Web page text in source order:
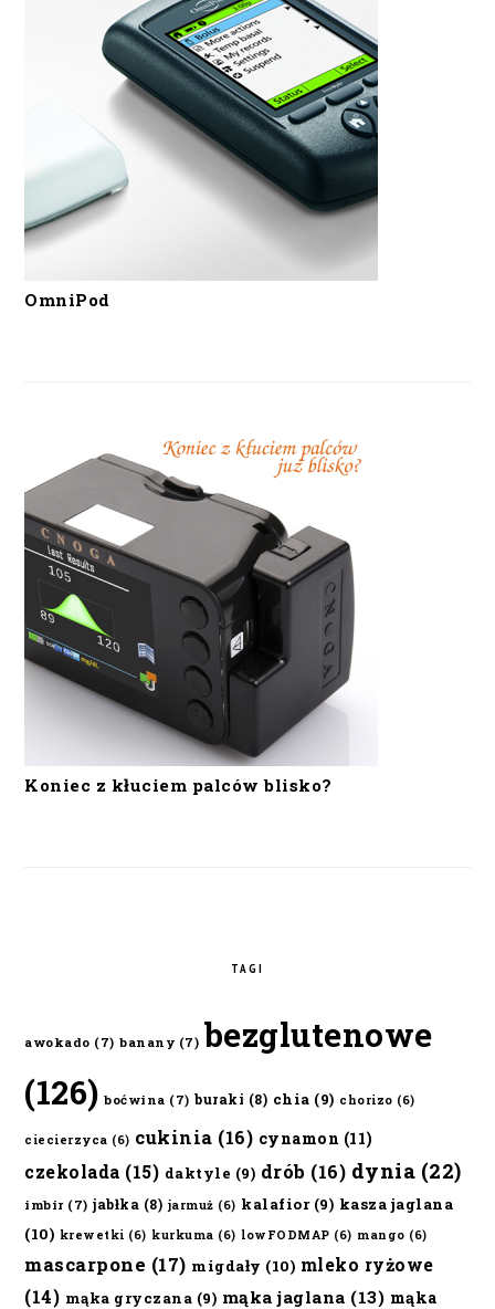
OmniPod
Koniec z kłuciem palców blisko?
TAGI
awokado (7) banany (7) bezglutenowe
(126) boćwina (7) buraki (8) chia (9) chorizo (6)
ciecierzyca (6) cukinia (16) cynamon (11)
czekolada (15) daktyle (9) drób (16) dynia (22)
imbir (7) jabłka (8) jarmuż (6) kalafior(9) kasza jaglana
(10) krewetki (6) kurkuma (6) lowFODMAP (6) mango (6)
mascarpone (17) migdały (10) mleko ryżowe
(14) mąka gryczana (9) mąka jaglana (13) mąka